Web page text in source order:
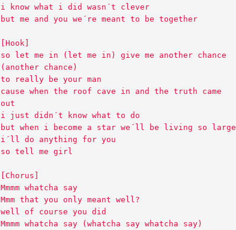
i know what i did wasn´t clever
but me and you we´re meant to be together
[Hook]
so let me in (let me in) give me another chance
(another chance)
to really be your man
cause when the roof cave in and the truth came
out
i just didn´t know what to do
but when i become a star we´ll be living so large
i´ll do anything for you
so tell me girl
[Chorus]
Mmmm whatcha say
Mmm that you only meant well?
well of course you did
Mmmm whatcha say (whatcha say whatcha say)